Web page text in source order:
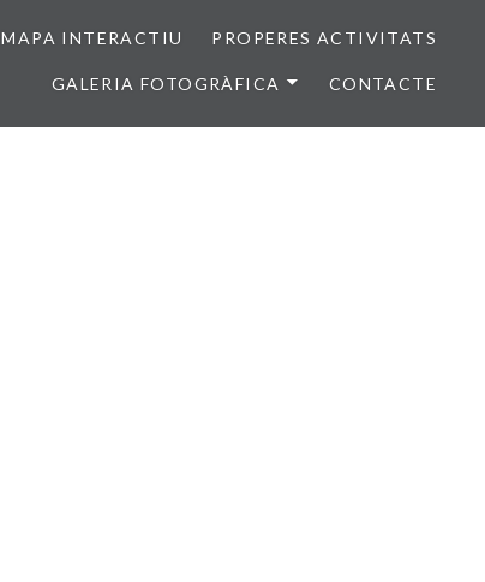
MAPA INTERACTIU PROPERES ACTIVITATS
GALERIA FOTOGRÀFICA CONTACTE